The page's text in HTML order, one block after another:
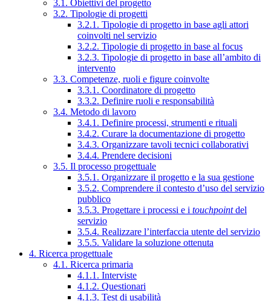
3.1. Obiettivi del progetto
3.2. Tipologie di progetti
3.2.1. Tipologie di progetto in base agli attori
coinvolti nel servizio
3.2.2. Tipologie di progetto in base al focus
3.2.3. Tipologie di progetto in base all’ambito di
intervento
3.3. Competenze, ruoli e figure coinvolte
3.3.1. Coordinatore di progetto
3.3.2. Definire ruoli e responsabilità
3.4. Metodo di lavoro
3.4.1. Definire processi, strumenti e rituali
3.4.2. Curare la documentazione di progetto
3.4.3. Organizzare tavoli tecnici collaborativi
3.4.4. Prendere decisioni
3.5. Il processo progettuale
3.5.1. Organizzare il progetto e la sua gestione
3.5.2. Comprendere il contesto d’uso del servizio
pubblico
3.5.3. Progettare i processi e i touchpointdel
servizio
3.5.4. Realizzare l’interfaccia utente del servizio
3.5.5. Validare la soluzione ottenuta
4. Ricerca progettuale
4.1. Ricerca primaria
4.1.1. Interviste
4.1.2. Questionari
4.1.3. Test di usabilità